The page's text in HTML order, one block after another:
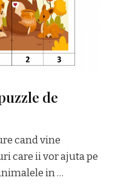
de
cand vine
care ii vor ajuta pe
in …